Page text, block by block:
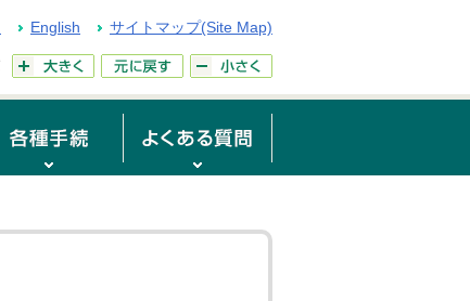
English サイトマップ(Site Map)